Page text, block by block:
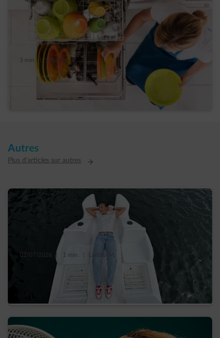
3 min. Sébastien V.
Top 5 des gestes pour consommer malin
Autres
Plus d'articles sur autres
02/07/2026 | 1 min. Laetitia M.
C’est quoi votre team énergie ? La sécurité
du « fixe » ou le rythme du « variable »